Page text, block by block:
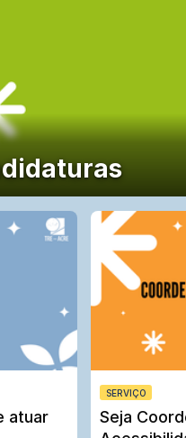
atuar
SERVIÇO
Seja